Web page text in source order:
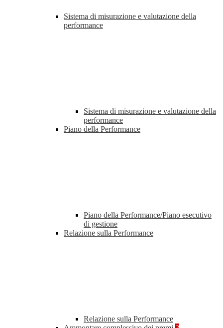
Sistema di misurazione e valutazione della
performance
Sistema di misurazione e valutazione della
performance
Piano della Performance
Piano della Performance/Piano esecutivo
di gestione
Relazione sulla Performance
Relazione sulla Performance